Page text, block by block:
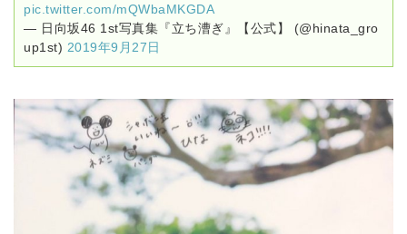
pic.twitter.com/mQWbaMKGDA
— 日向坂46 1st写真集『立ち漕ぎ』【公式】 (@hinata_gro
up1st) 2019年9月27日